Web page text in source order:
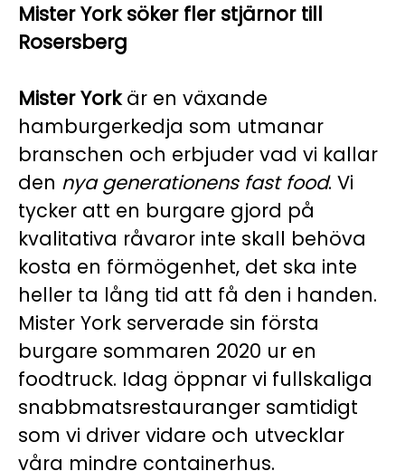
Mister York söker fler stjärnor till
Rosersberg
Mister Yorkär en växande
hamburgerkedja som utmanar
branschen och erbjuder vad vi kallar
den nya generationens fast food. Vi
tycker att en burgare gjord på
kvalitativa råvaror inte skall behöva
kosta en förmögenhet, det ska inte
heller ta lång tid att få den i handen.
Mister York serverade sin första
burgare sommaren 2020 ur en
foodtruck. Idag öppnar vi fullskaliga
snabbmatsrestauranger samtidigt
som vi driver vidare och utvecklar
våra mindre containerhus.